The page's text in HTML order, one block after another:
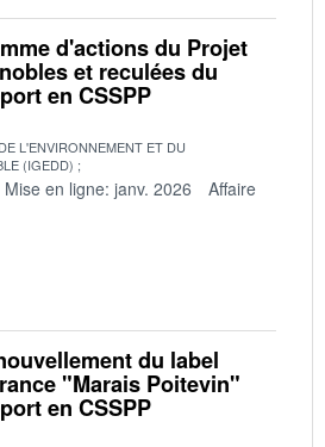
d'actions du Projet
et reculées du
en CSSPP
L'ENVIRONNEMENT ET DU
(IGEDD)
Mise en ligne: janv. 2026
Affaire
du label
"Marais Poitevin"
en CSSPP